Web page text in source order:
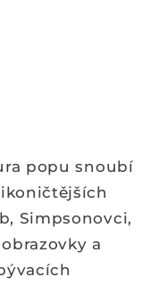
popu snoubí
Simpsonovci,
a